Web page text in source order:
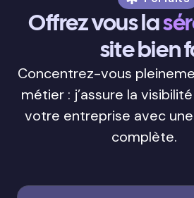
Offrez vous la
site bien
Concentrez-vous
métier : j’assure la
votre entreprise avec
complète.